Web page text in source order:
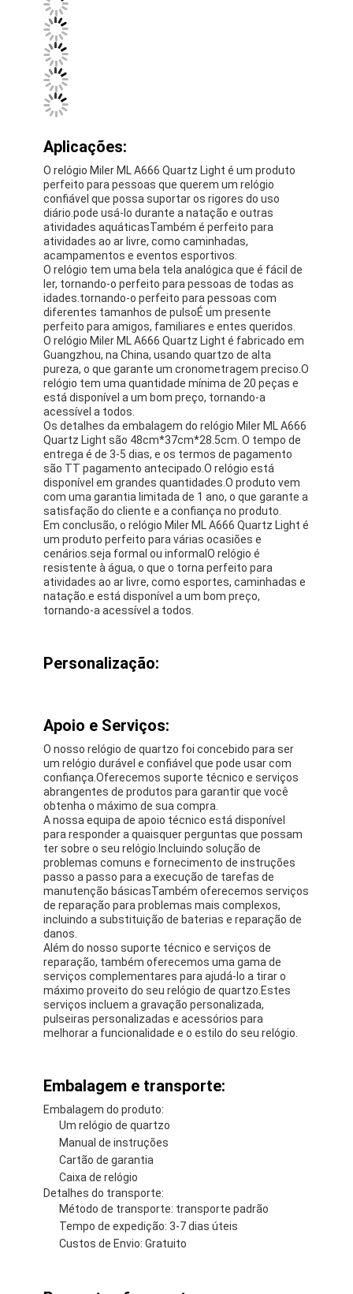
Relógio de fita de silício
Relógio de quartzo
Relógio de quartzo para homens
relógio de quartzo
Relógio Desportivo Digital
Um relógio de casal elegante
Relógio de pulso para crianças
Peças de reposição de relógios
Peças sobressalentes de cintos de relógio
Aplicações:
O relógio Miler ML A666 Quartz Light é um produto
perfeito para pessoas que querem um relógio
confiável que possa suportar os rigores do uso
diário.pode usá-lo durante a natação e outras
atividades aquáticasTambém é perfeito para
atividades ao ar livre, como caminhadas,
acampamentos e eventos esportivos.
O relógio tem uma bela tela analógica que é fácil de
ler, tornando-o perfeito para pessoas de todas as
idades.tornando-o perfeito para pessoas com
Guangzhou, na China, usando quartzo de alta
acessível a todos.
Os detalhes da embalagem do relógio Miler ML A666
Quartz Light são 48cm*37cm*28.5cm. O tempo de
entrega é de 3-5 dias, e os termos de pagamento
são TT pagamento antecipado.O relógio está
disponível em grandes quantidades.O produto vem
com uma garantia limitada de 1 ano, o que garante a
satisfação do cliente e a confiança no produto.
Em conclusão, o relógio Miler ML A666 Quartz Light é
um produto perfeito para várias ocasiões e
cenários.seja formal ou informalO relógio é
resistente à água, o que o torna perfeito para
atividades ao ar livre, como esportes, caminhadas e
natação.e está disponível a um bom preço,
tornando-a acessível a todos.
Personalização:
Apoio e Serviços:
confiança.Oferecemos suporte técnico e serviços
abrangentes de produtos para garantir que você
obtenha o máximo de sua compra.
A nossa equipa de apoio técnico está disponível
para responder a quaisquer perguntas que possam
ter sobre o seu relógio.Incluindo solução de
problemas comuns e fornecimento de instruções
passo a passo para a execução de tarefas de
manutenção básicasTambém oferecemos serviços
de reparação para problemas mais complexos,
incluindo a substituição de baterias e reparação de
danos.